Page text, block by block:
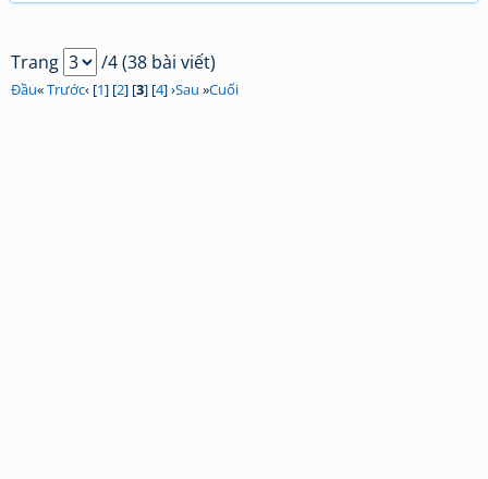
Trang /4 (38 bài viết)
Đầu«Trước‹ [1] [2] [3] [4] ›Sau »Cuối